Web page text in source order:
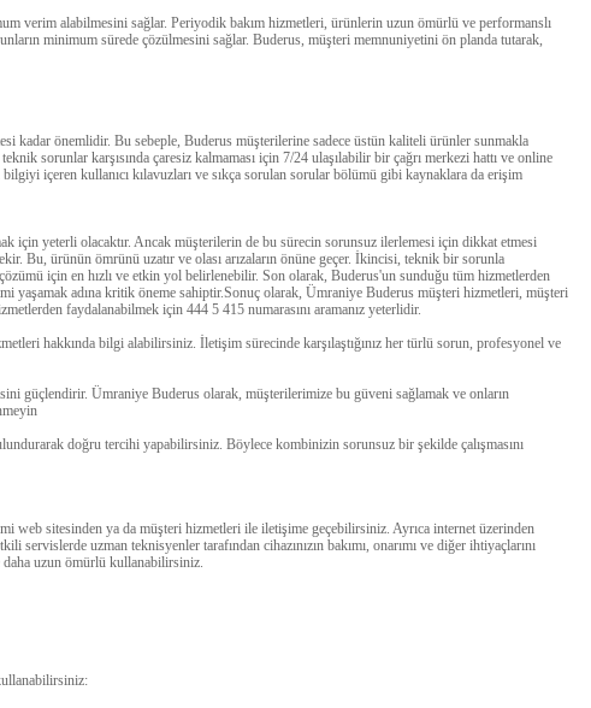
verim alabilmesini sağlar. Periyodik bakım hizmetleri, ürünlerin uzun ömürlü ve performanslı
minimum sürede çözülmesini sağlar. Buderus, müşteri memnuniyetini ön planda tutarak,
kadar önemlidir. Bu sebeple, Buderus müşterilerine sadece üstün kaliteli ürünler sunmakla
sorunlar karşısında çaresiz kalmaması için 7/24 ulaşılabilir bir çağrı merkezi hattı ve online
içeren kullanıcı kılavuzları ve sıkça sorulan sorular bölümü gibi kaynaklara da erişim
için yeterli olacaktır. Ancak müşterilerin de bu sürecin sorunsuz ilerlemesi için dikkat etmesi
Bu, ürünün ömrünü uzatır ve olası arızaların önüne geçer. İkincisi, teknik bir sorunla
için en hızlı ve etkin yol belirlenebilir. Son olarak, Buderus'un sunduğu tüm hizmetlerden
adına kritik öneme sahiptir.Sonuç olarak, Ümraniye Buderus müşteri hizmetleri, müşteri
faydalanabilmek için 444 5 415 numarasını aramanız yeterlidir.
hakkında bilgi alabilirsiniz. İletişim sürecinde karşılaştığınız her türlü sorun, profesyonel ve
güçlendirir. Ümraniye Buderus olarak, müşterilerimize bu güveni sağlamak ve onların
doğru tercihi yapabilirsiniz. Böylece kombinizin sorunsuz bir şekilde çalışmasını
sitesinden ya da müşteri hizmetleri ile iletişime geçebilirsiniz. Ayrıca internet üzerinden
uzman teknisyenler tarafından cihazınızın bakımı, onarımı ve diğer ihtiyaçlarını
daha uzun ömürlü kullanabilirsiniz.